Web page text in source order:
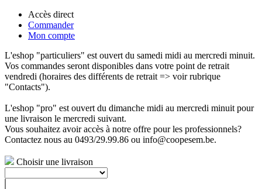
Accès direct
Commander
Mon compte
L'eshop "particuliers" est ouvert du samedi midi au mercredi minuit.
Vos commandes seront disponibles dans votre point de retrait
vendredi (horaires des différents de retrait => voir rubrique
"Contacts").
L'eshop "pro" est ouvert du dimanche midi au mercredi minuit pour
une livraison le mercredi suivant.
Vous souhaitez avoir accès à notre offre pour les professionnels?
Contactez nous au 0493/29.99.86 ou info@coopesem.be.
Choisir une livraison